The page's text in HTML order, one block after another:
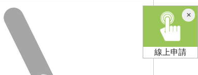
×關
閉
線上申請